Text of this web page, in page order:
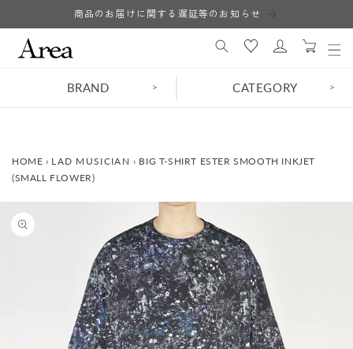
進む
商品のお届けに関する遅延等のお知らせ
ロ
イ
カ
ー
BRAND > CATEGORY >
HOME › LAD MUSICIAN › BIG T-SHIRT ESTER SMOOTH INKJET
(SMALL FLOWER)